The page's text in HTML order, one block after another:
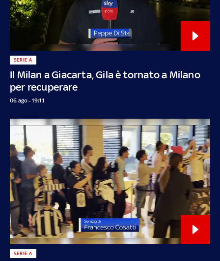
Il Milan a Giacarta, Gila è tornato a Milano
per recuperare
SERIE A
06 ago - 19:11
SERIE A